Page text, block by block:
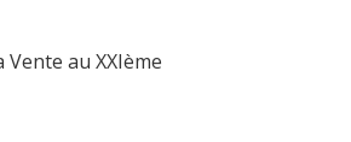
au XXIème